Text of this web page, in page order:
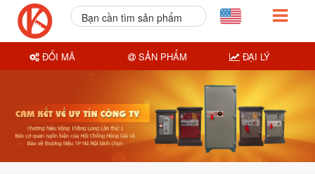
Bạn cần tìm sản phẩm
ĐỔI MÃ SẢN PHẨM ĐẠI LÝ